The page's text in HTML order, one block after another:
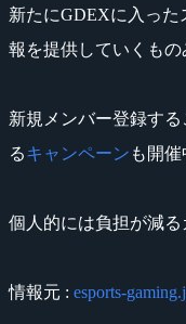
新たにGDEXに入っ
報を提供していくもの
新規メンバー登録す
るキャンペーン も開催
個人的には負担が減
情報元 : esports-